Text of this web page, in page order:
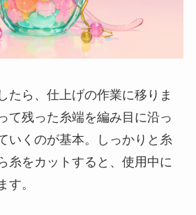
たら、仕上げの作業に移りま
て残った糸端を編み目に沿っ
いくのが基本。しっかりと糸
糸をカットすると、使用中に
す。